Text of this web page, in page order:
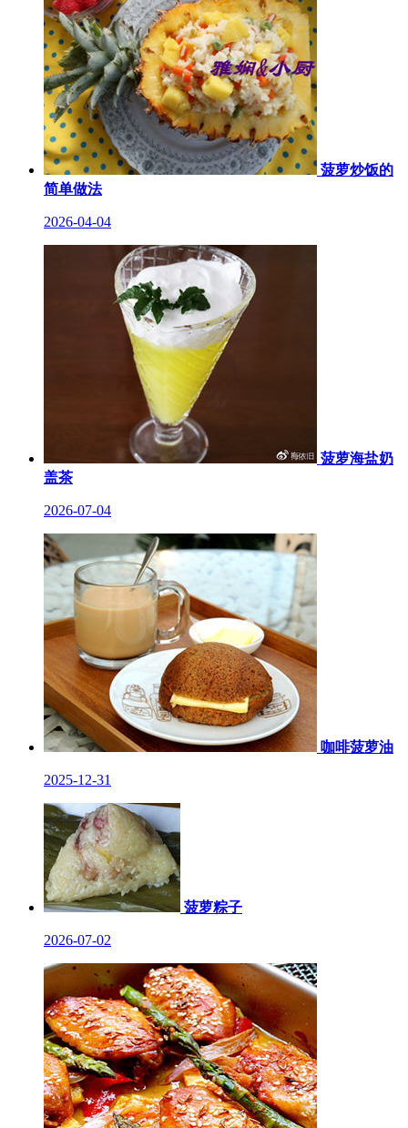
菠萝炒饭的
简单做法
2026-04-04
菠萝海盐奶
盖茶
2026-07-04
咖啡菠萝油
2025-12-31
菠萝粽子
2026-07-02